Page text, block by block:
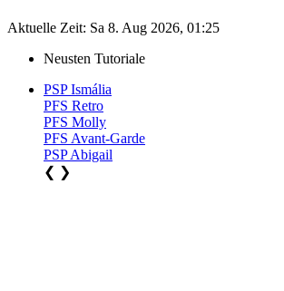
Aktuelle Zeit: Sa 8. Aug 2026, 01:25
Neusten Tutoriale
PSP Ismália
PFS Retro
PFS Molly
PFS Avant-Garde
PSP Abigail
❮ ❯